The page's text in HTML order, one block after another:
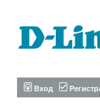
Вход